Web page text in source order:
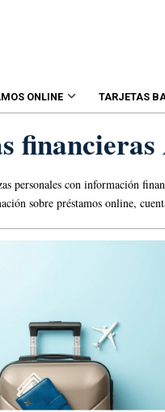
ONLINE TARJETAS
personales con información
sobre préstamos online,